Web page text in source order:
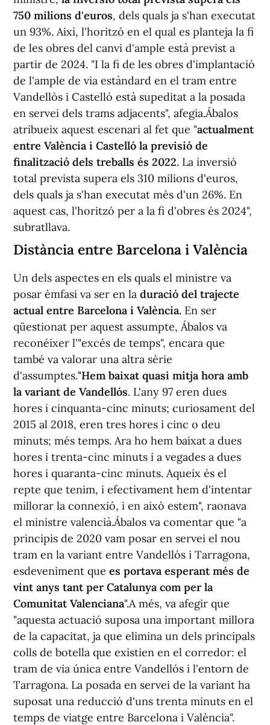
750 milions d'euros, dels quals ja s'han executat
un 93%. Així, l'horitzó en el qual es planteja la fi
de les obres del canvi d'ample està previst a
partir de 2024. "I la fi de les obres d'implantació
de l'ample de via estàndard en el tram entre
Vandellòs i Castelló està supeditat a la posada
en servei dels trams adjacents", afegia.Ábalos
atribueix aquest escenari al fet que "actualment
entre València i Castelló la previsió de
finalització dels treballs és 2022. La inversió
total prevista supera els 310 milions d'euros,
dels quals ja s'han executat més d'un 26%. En
aquest cas, l'horitzó per a la fi d'obres és 2024",
subratllava.
Distància entre Barcelona i València
Un dels aspectes en els quals el ministre va
posar èmfasi va ser en la duració del trajecte
actual entre Barcelona i València. En ser
qüestionat per aquest assumpte, Ábalos va
reconéixer l'"excés de temps", encara que
també va valorar una altra sèrie
d'assumptes."Hem baixat quasi mitja hora amb
la variant de Vandellós. L'any 97 eren dues
hores i cinquanta-cinc minuts; curiosament del
2015 al 2018, eren tres hores i cinc o deu
minuts; més temps. Ara ho hem baixat a dues
hores i trenta-cinc minuts i a vegades a dues
hores i quaranta-cinc minuts. Aqueix és el
repte que tenim, i efectivament hem d'intentar
millorar la connexió, i en això estem", raonava
el ministre valencià.Ábalos va comentar que "a
principis de 2020 vam posar en servei el nou
tram en la variant entre Vandellós i Tarragona,
esdeveniment que es portava esperant més de
vint anys tant per Catalunya com per la
Comunitat Valenciana".A més, va afegir que
"aquesta actuació suposa una important millora
de la capacitat, ja que elimina un dels principals
colls de botella que existien en el corredor: el
tram de via única entre Vandellós i l'entorn de
Tarragona. La posada en servei de la variant ha
suposat una reducció d'uns trenta minuts en el
temps de viatge entre Barcelona i València".